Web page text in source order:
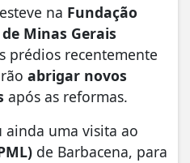
na Fundação
Minas Gerais
prédios recentemente
abrigar novos
após as reformas.
uma visita ao
de Barbacena, para